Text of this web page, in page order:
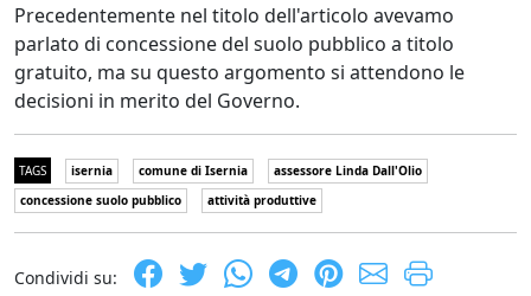
Precedentemente nel titolo dell'articolo avevamo
parlato di concessione del suolo pubblico a titolo
gratuito, ma su questo argomento si attendono le
decisioni in merito del Governo.
TAGS isernia comune di Isernia
assessore Linda Dall'Olio
concessione suolo pubblico
attività produttive
Condividi su: